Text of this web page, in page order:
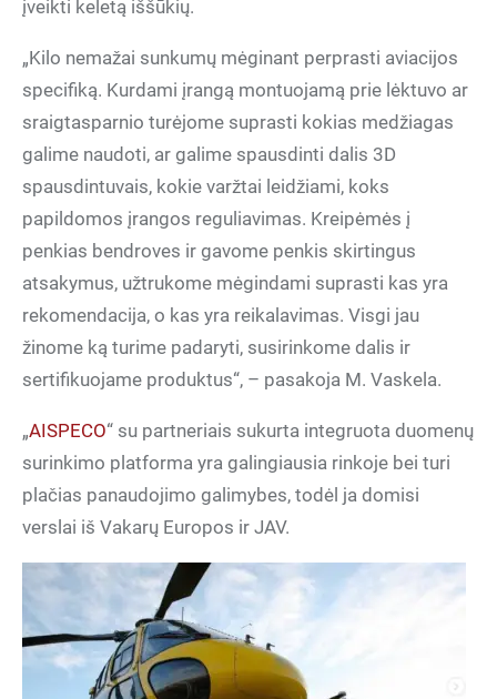
įveikti keletą iššūkių.
„Kilo nemažai sunkumų mėginant perprasti aviacijos
specifiką. Kurdami įrangą montuojamą prie lėktuvo ar
sraigtasparnio turėjome suprasti kokias medžiagas
galime naudoti, ar galime spausdinti dalis 3D
spausdintuvais, kokie varžtai leidžiami, koks
papildomos įrangos reguliavimas. Kreipėmės į
penkias bendroves ir gavome penkis skirtingus
atsakymus, užtrukome mėgindami suprasti kas yra
rekomendacija, o kas yra reikalavimas. Visgi jau
žinome ką turime padaryti, susirinkome dalis ir
sertifikuojame produktus“, – pasakoja M. Vaskela.
„AISPECO“ su partneriais sukurta integruota duomenų
surinkimo platforma yra galingiausia rinkoje bei turi
plačias panaudojimo galimybes, todėl ja domisi
verslai iš Vakarų Europos ir JAV.